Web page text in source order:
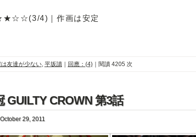
4)｜作画は安定
友達が少ない, 平坂讀｜ 回應：(4)｜閱讀 4205 次
GUILTY CROWN 第3話
29, 2011